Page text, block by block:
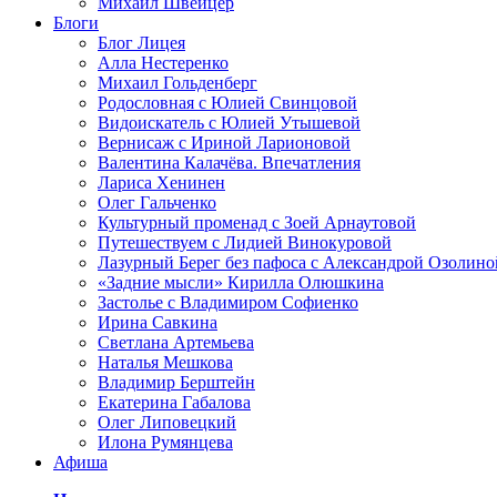
Блоги
Блог Лицея
Алла Нестеренко
Михаил Гольденберг
Родословная с Юлией Свинцовой
Видоискатель с Юлией Утышевой
Вернисаж с Ириной Ларионовой
Валентина Калачёва. Впечатления
Лариса Хенинен
Олег Гальченко
Культурный променад с Зоей Арнаутовой
Путешествуем с Лидией Винокуровой
Лазурный Берег без пафоса с Александрой
«Задние мысли» Кирилла Олюшкина
Застолье с Владимиром Софиенко
Ирина Савкина
Светлана Артемьева
Наталья Мешкова
Владимир Берштейн
Екатерина Габалова
Олег Липовецкий
Илона Румянцева
Афиша